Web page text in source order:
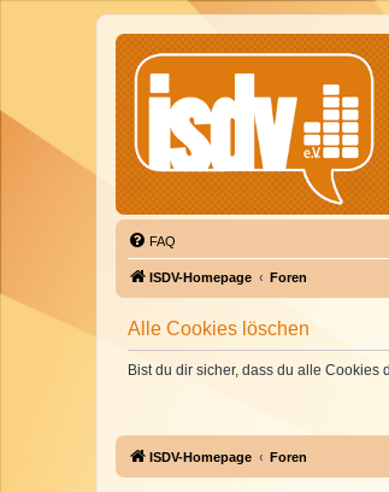
FAQ
ISDV-Homepage Foren
Alle Cookies löschen
Bist du dir sicher, dass du alle Cookies
ISDV-Homepage Foren